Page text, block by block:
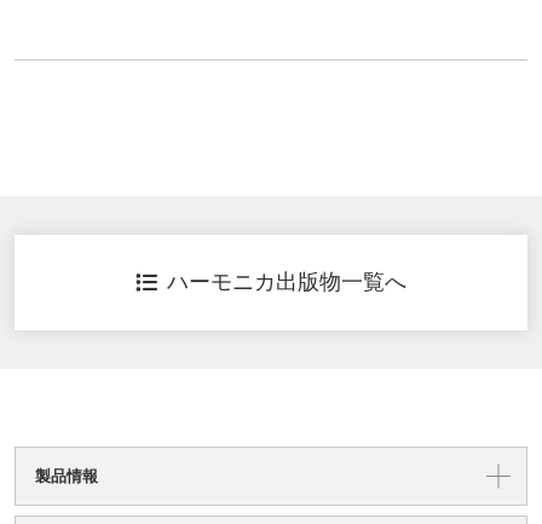
ハーモニカ出版物一覧へ
製品情報